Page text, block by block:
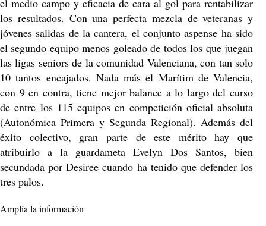
el medio campo y eficacia de cara al gol para rentabilizar
los resultados. Con una perfecta mezcla de veteranas y
jóvenes salidas de la cantera, el conjunto aspense ha sido
el segundo equipo menos goleado de todos los que juegan
las ligas seniors de la comunidad Valenciana, con tan solo
10 tantos encajados. Nada más el Marítim de Valencia,
con 9 en contra, tiene mejor balance a lo largo del curso
de entre los 115 equipos en competición oficial absoluta
(Autonómica Primera y Segunda Regional). Además del
éxito colectivo, gran parte de este mérito hay que
atribuirlo a la guardameta Evelyn Dos Santos, bien
secundada por Desiree cuando ha tenido que defender los
tres palos.
Amplía la información